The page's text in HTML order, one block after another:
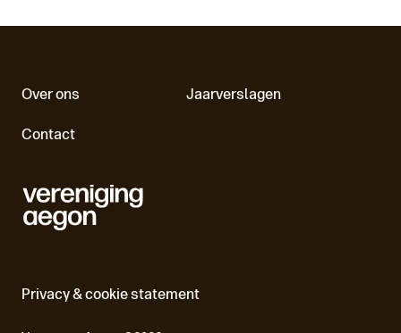
Over ons Jaarverslagen
Contact
Privacy & cookie statement